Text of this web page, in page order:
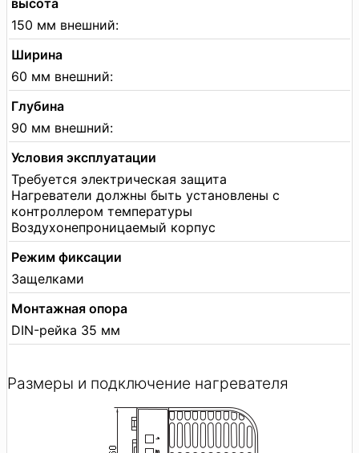
150 мм внешний:
Ширина
60 мм внешний:
Глубина
90 мм внешний:
Условия эксплуатации
Требуется электрическая защита
Нагреватели должны быть установлены с
контроллером температуры
Воздухонепроницаемый корпус
Режим фиксации
Защелками
Монтажная опора
DIN-рейка 35 мм
Размеры и подключение нагревателя